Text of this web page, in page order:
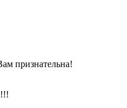
признательна!